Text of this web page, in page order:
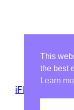
iFIT Click
This
the best
Learn